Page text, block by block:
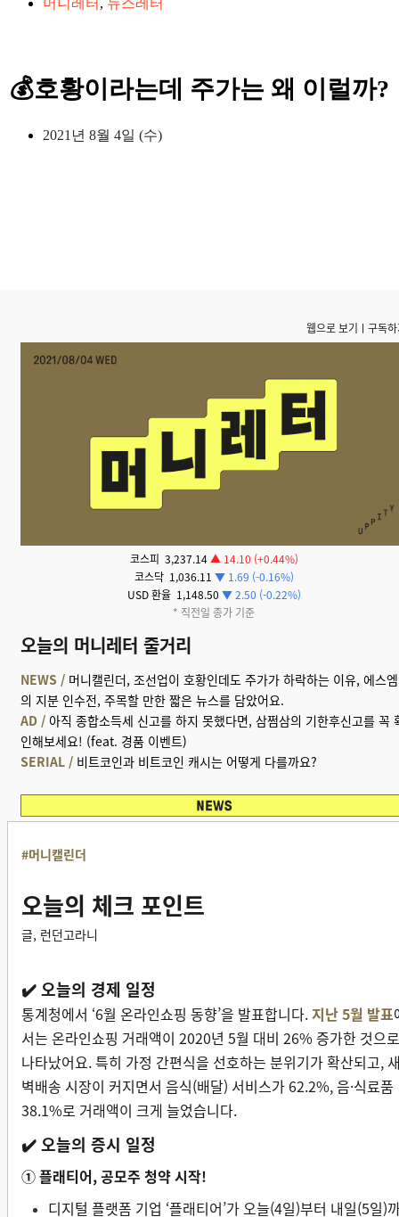
💰호황이라는데 주가는 왜 이럴까?
2021년 8월 4일 (수)
웹으로 보기 ㅣ 구독
코스피 3,237.14▲ 14.10 (+0.44%)
코스닥 1,036.11 ▼ 1.69 (-0.16%)
USD 환율 1,148.50 ▼ 2.50 (-0.22%)
* 직전일 종가 기준
오늘의 머니레터 줄거리
NEWS / 머니캘린더, 조선업이 호황인데도 주가가 하락하는 이유, 에스엠
의 지분 인수전, 주목할 만한 짧은 뉴스를 담았어요.
AD / 아직 종합소득세 신고를 하지 못했다면, 삼쩜삼의 기한후신고를 꼭
인해보세요! (feat. 경품 이벤트)
SERIAL / 비트코인과 비트코인 캐시는 어떻게 다를까요?
#머니캘린더
오늘의 체크 포인트
글, 런던고라니
✔️ 오늘의 경제 일정
통계청에서 ‘6월 온라인쇼핑 동향’을 발표합니다.지난 5월 발표
서는 온라인쇼핑 거래액이 2020년 5월 대비 26% 증가한 것으로
나타났어요. 특히 가정 간편식을 선호하는 분위기가 확산되고,
벽배송 시장이 커지면서 음식(배달) 서비스가 62.2%, 음·식료품
38.1%로 거래액이 크게 늘었습니다.
✔️ 오늘의 증시 일정
① 플래티어, 공모주 청약 시작!
디지털 플랫폼 기업 ‘플래티어’가 오늘(4일)부터 내일(5일)